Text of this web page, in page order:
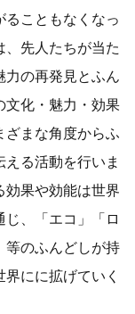
ることもなくなっ
先人たちが当た
力の再発見とふん
文化・魅力・効果
ざまな角度からふ
る活動を行いま
効果や効能は世界
、「エコ」「ロ
等のふんどしが持
にに拡げていく